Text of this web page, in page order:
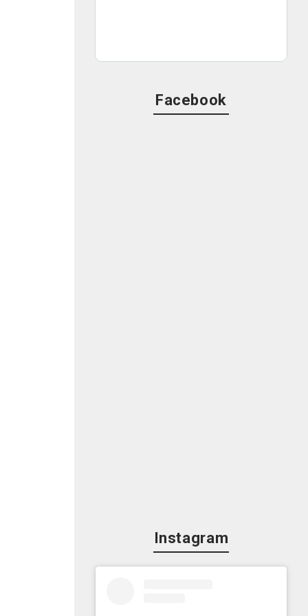
Facebook
Instagram